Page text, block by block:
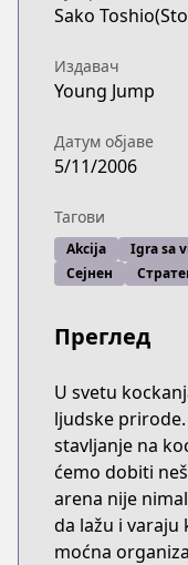
Sako
Издавач
Young Jump
Датум објаве
5/11/2006
Тагови
Akcija Igra sa
Сејнен
Преглед
U svetu
ljudske
stavljanje na
ćemo dobiti
arena nije
da lažu i varaju
moćna